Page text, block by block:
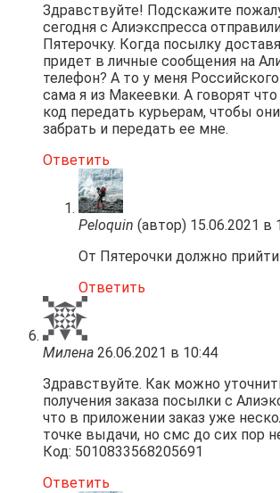
Здравствуйте! Подскажите
сегодня с Алиэкспресса
Пятерочку. Когда посылку
придет в личные сообщения на
телефон? А то у меня
сама я из Макеевки. А говорят
код передать курьерам, чтобы
забрать и передать ее мне.
Ответить
Peloquin (автор) 15.06.2021 в
От Пятерочки должно
Ответить
Милена 26.06.2021 в 10:44
Здравствуйте. Как можно
получения заказа посылки с
что в приложении заказ уже
точке выдачи, но смс до сих пор
Код: 5010833568205691
Ответить